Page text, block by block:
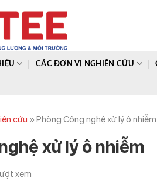
CÁC ĐƠN VỊ NGHIÊN CỨU
cứu » Phòng Công nghệ xử lý ô nhiễm
xử lý ô nhiễm
xem